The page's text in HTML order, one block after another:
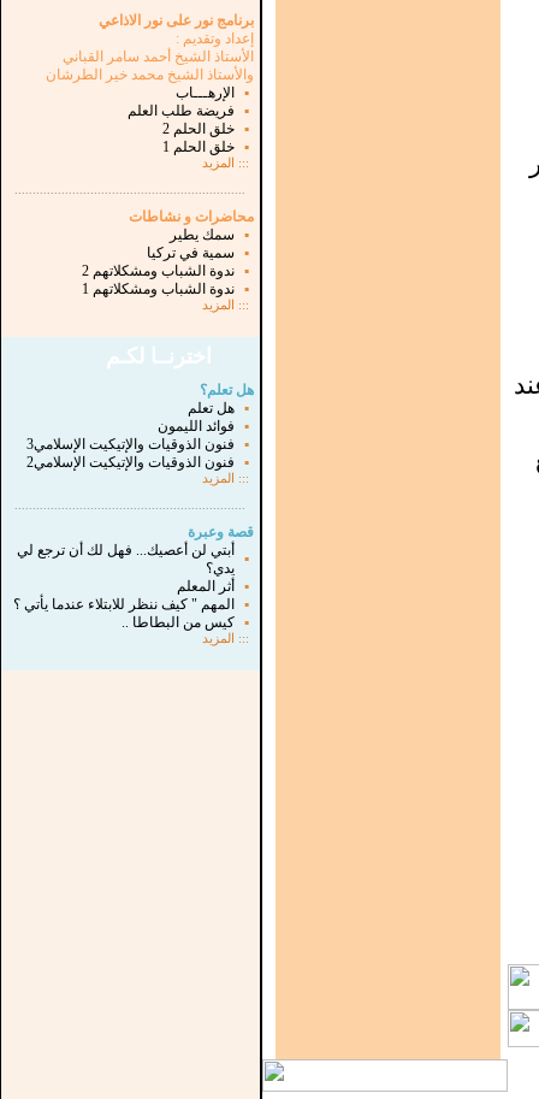
برنامج نور على نور الاذاعي
إعداد وتقديم :
الأستاذ الشيخ أحمد سامر القباني
والأستاذ الشيخ محمد خير الطرشان
▪
الإرهـــاب
▪
فريضة طلب العلم
▪
خلق الحلم 2
▪
خلق الحلم 1
:::
المزيد
محاضرات و نشاطات
▪
سمك يطير
▪
سمية في تركيا
▪
ندوة الشباب ومشكلاتهم 2
▪
ندوة الشباب ومشكلاتهم 1
::: المزيد
اخترنــا لكـم
هل تعلم؟
▪
هل تعلم
▪
فوائد الليمون
▪
فنون الذوقيات والإتيكيت الإسلامي3
▪
فنون الذوقيات والإتيكيت الإسلامي2
:::
المزيد
قصة وعبرة
▪
أبتي لن أعصيك... فهل لك أن ترجع لي
يدي؟
▪
أثر المعلم
▪
المهم " كيف ننظر للابتلاء عندما يأتي ؟
▪
كيس من البطاطا ..
::: المزيد